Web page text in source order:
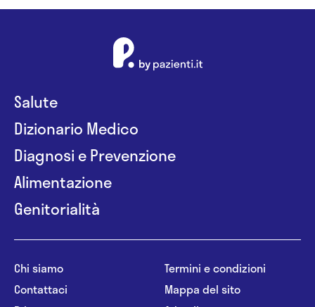
Salute
Dizionario Medico
Diagnosi e Prevenzione
Alimentazione
Genitorialità
Chi siamo
Contattaci
Termini e condizioni
Mappa del sito